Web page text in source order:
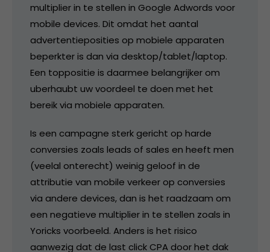
multiplier in te stellen in Google Adwords voor
mobile devices. Dit omdat het aantal
advertentieposities op mobiele apparaten
beperkter is dan via desktop/tablet/laptop.
Een toppositie is daarmee belangrijker om
uberhaubt uw voordeel te doen met het
bereik via mobiele apparaten.
Is een campagne sterk gericht op harde
conversies zoals leads of sales en heeft men
(veelal onterecht) weinig geloof in de
attributie van mobile verkeer op conversies
via andere devices, dan is het raadzaam om
een negatieve multiplier in te stellen zoals in
Yoricks voorbeeld. Anders is het risico
aanwezig dat de last click CPA door het dak